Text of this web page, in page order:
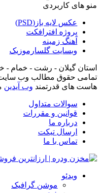
منو های کاربردی
عکس لایه باز(PSD)
پروژه افترافکت
آهنگ زمینه
وبسایت گلسارموزیک
استان گیلان - رشت - خمام -
تمامی حقوق مطالب وب
هاست های قدرتمند وب آیدین
سوالات متداول
قوانین و مقررات
درباره ما
ارسال تیکت
تماس با ما
ویدئو
موشن گرافیک